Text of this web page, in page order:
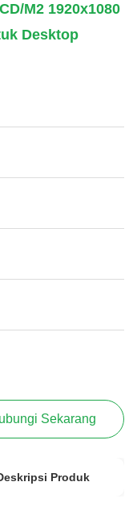
M2 1920x1080
Desktop
Sekarang
Produk